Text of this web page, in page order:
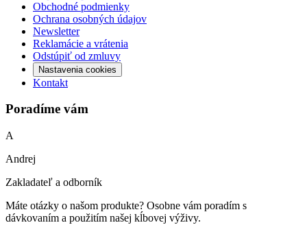
Obchodné podmienky
Ochrana osobných údajov
Newsletter
Reklamácie a vrátenia
Odstúpiť od zmluvy
Nastavenia cookies
Kontakt
Poradíme vám
A
Andrej
Zakladateľ a odborník
Máte otázky o našom produkte? Osobne vám poradím s
dávkovaním a použitím našej kĺbovej výživy.